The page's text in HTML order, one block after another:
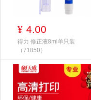
¥ 4.00
得力 修正液8ml单只装
（71850）